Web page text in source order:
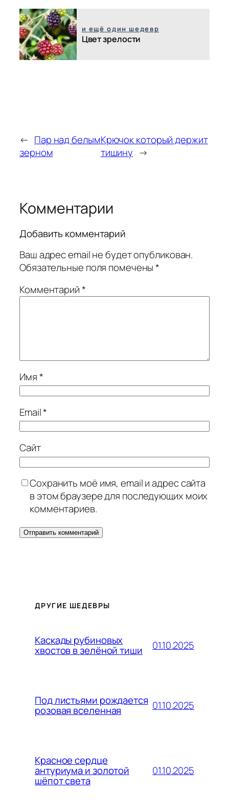
и ещё один шедевр
Цвет зрелости
← Пар над белым
зерном
Крючок который держит
тишину →
Комментарии
Добавить комментарий
Ваш адрес email не будет опубликован.
Обязательные поля помечены*
Комментарий*
Имя*
Email*
Сайт
Сохранить моё имя, email и адрес сайта
в этом браузере для последующих моих
комментариев.
ДРУГИЕ ШЕДЕВРЫ
Каскады рубиновых
хвостов в зелёной тиши 01.10.2025
Под листьями рождается
розовая вселенная 01.10.2025
Красное сердце
антуриума и золотой
шёпот света
01.10.2025